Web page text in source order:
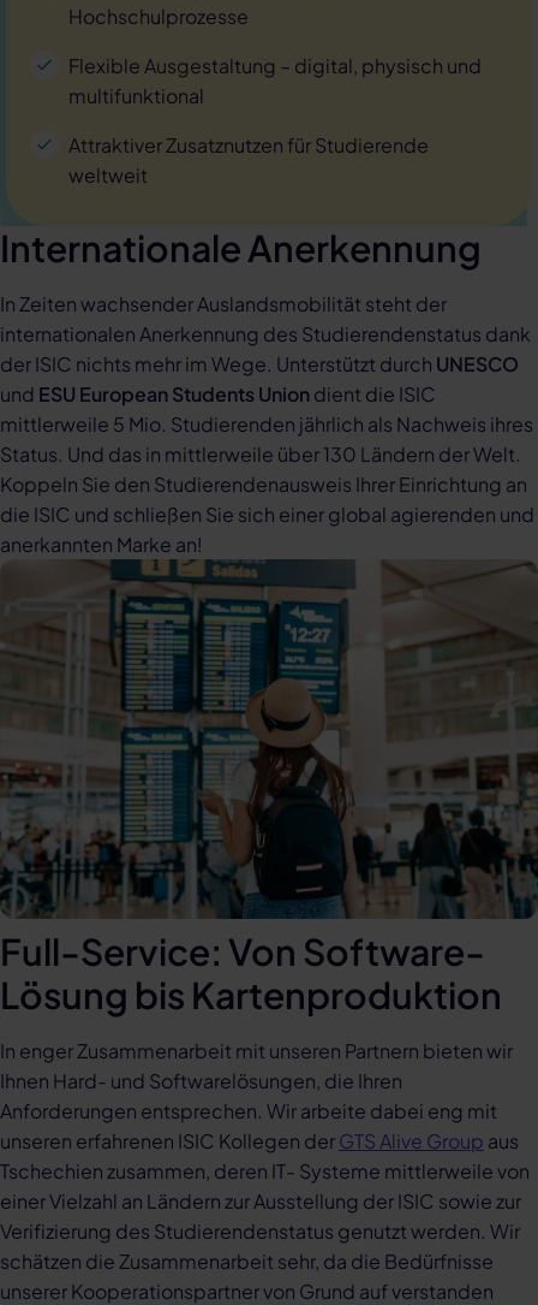
Hochschulprozesse
Flexible Ausgestaltung – digital, physisch und
multifunktional
Attraktiver Zusatznutzen für Studierende
weltweit
Internationale Anerkennung
In Zeiten wachsender Auslandsmobilität steht der
internationalen Anerkennung des Studierendenstatus dank
der ISIC nichts mehr im Wege. Unterstützt durch UNESCO
und ESU European Students Uniondient die ISIC
mittlerweile 5 Mio. Studierenden jährlich als Nachweis ihres
Status. Und das in mittlerweile über 130 Ländern der Welt.
Koppeln Sie den Studierendenausweis Ihrer Einrichtung an
die ISIC und schließen Sie sich einer global agierenden und
anerkannten Marke an!
Full-Service: Von Software-
Lösung bis Kartenproduktion
In enger Zusammenarbeit mit unseren Partnern bieten wir
Ihnen Hard- und Softwarelösungen, die Ihren
Anforderungen entsprechen. Wir arbeite dabei eng mit
unseren erfahrenen ISIC Kollegen derGTS Alive Group aus
Tschechien zusammen, deren IT- Systeme mittlerweile von
einer Vielzahl an Ländern zur Ausstellung der ISIC sowie zur
Verifizierung des Studierendenstatus genutzt werden. Wir
schätzen die Zusammenarbeit sehr, da die Bedürfnisse
unserer Kooperationspartner von Grund auf verstanden